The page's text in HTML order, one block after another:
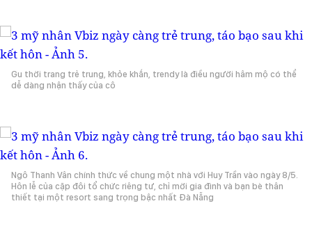
Gu thời trang trẻ trung, khỏe khắn, trendy là điều người hâm mộ có thể
dễ dàng nhận thấy của cô
Ngô Thanh Vân chính thức về chung một nhà với Huy Trần vào ngày 8/5.
Hôn lễ của cặp đôi tổ chức riêng tư, chỉ mời gia đình và bạn bè thân
thiết tại một resort sang trọng bậc nhất Đà Nẵng